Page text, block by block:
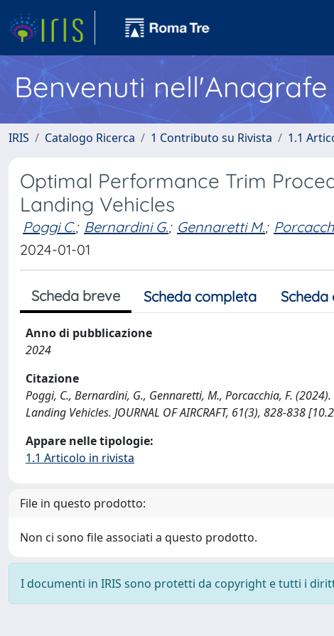
Benvenuti
IRIS Catalogo Ricerca 1 Contributo su Rivista 1.1
Optimal Performance Trim
Landing Vehicles
Poggi C.; Bernardini G.; Gennaretti M.;
2024-01-01
Scheda breve Scheda completa Scheda
Anno di pubblicazione
2024
Citazione
Poggi, C., Bernardini, G., Gennaretti, M., Porcacchia, F.
Landing Vehicles. JOURNAL OF AIRCRAFT, 61(3), 828-838
Appare nelle tipologie:
1.1 Articolo in rivista
File in questo prodotto:
Non ci sono file associati a questo prodotto.
I documenti in IRIS sono protetti da copyright e tutti i